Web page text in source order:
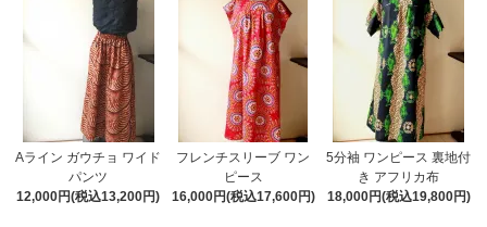
Aライン ガウチョ ワイド
パンツ
12,000円(税込13,200円)
フレンチスリーブ ワン
ピース
16,000円(税込17,600円)
5分袖 ワンピース 裏地付
き アフリカ布
18,000円(税込19,800円)